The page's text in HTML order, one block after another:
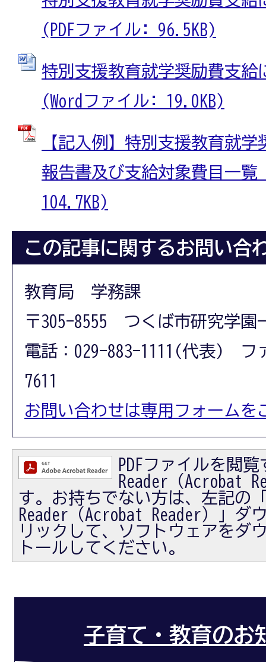
(PDFファイル: 96.5KB)
特別支援教育就学奨励費支給
(Wordファイル: 19.0KB)
【記入例】特別支援教育就
報告書及び支給対象費目一覧
104.7KB)
この記事に関するお問い合
教育局 学務課
〒305-8555 つくば市研究学園
電話：029-883-1111(代表) フ
7611
お問い合わせは専用フォームを
PDFファイルを閲
Reader（Acrobat
す。お持ちでない方は、左記の
Reader（Acrobat Reader）」ダ
リックして、ソフトウェアをダ
トールしてください。
子育て・教育のお